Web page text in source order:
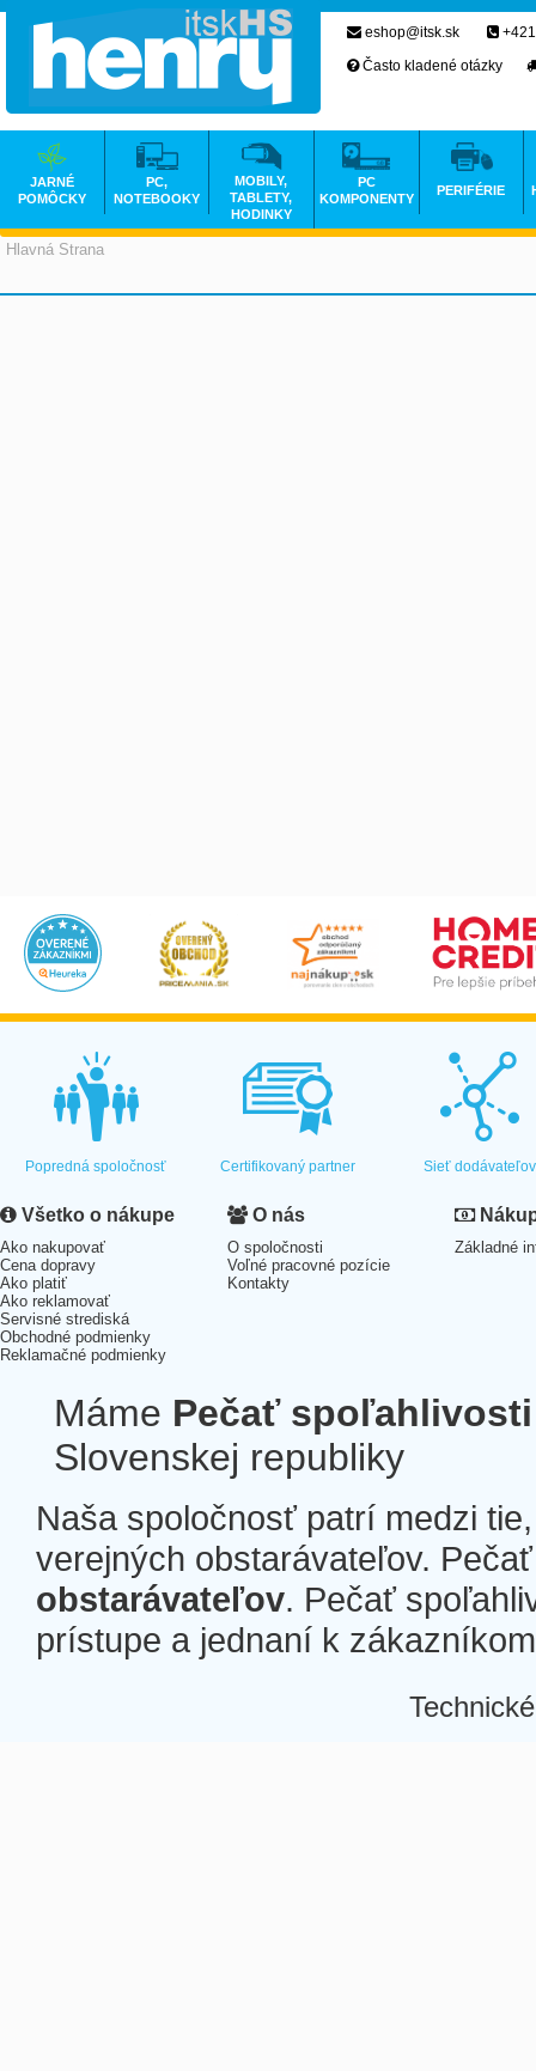
Hlavná Strana
eshop@itsk.sk
Často kladené otázky
JARNÉ
POMÔCKY
PC,
NOTEBOOKY
MOBILY,
TABLETY,
HODINKY
PC
KOMPONENTY
PERIFÉRIE
Popredná spoločnosť Certifikovaný partner Sieť dodávateľov
Všetko o nákupe
Ako nakupovať
Cena dopravy
Ako platiť
Ako reklamovať
Servisné strediská
Obchodné podmienky
Reklamačné podmienky
O nás
O spoločnosti
Voľné pracovné pozície
Kontakty
Základné
Máme Pečať spoľahlivosti
Slovenskej republiky
Naša spoločnosť patrí medzi
verejných obstarávateľov.
obstarávateľov. Pečať
prístupe a jednaní k